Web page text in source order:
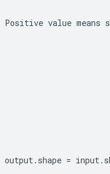
Positive value means
output. shape = input.